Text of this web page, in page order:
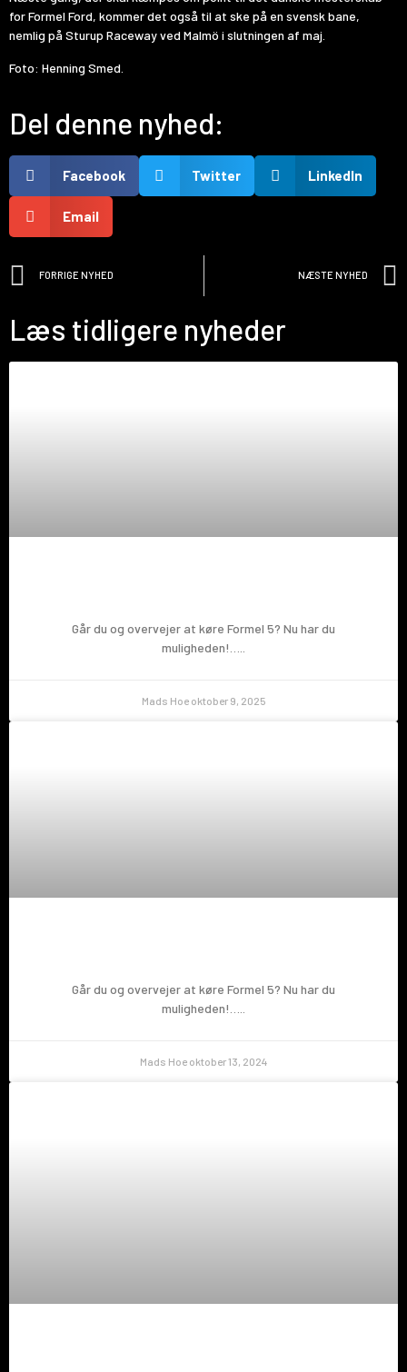
for Formel Ford, kommer det også til at ske på en svensk bane,
nemlig på Sturup Raceway ved Malmö i slutningen af maj.
Foto: Henning Smed.
Del denne nyhed:
Facebook Twitter LinkedIn
Email
FORRIGE NYHED NÆSTE NYHED
Læs tidligere nyheder
Går du og overvejer at køre Formel 5? Nu har du
muligheden!…..
Mads Hoe oktober 9, 2025
Går du og overvejer at køre Formel 5? Nu har du
muligheden!…..
Mads Hoe oktober 13, 2024